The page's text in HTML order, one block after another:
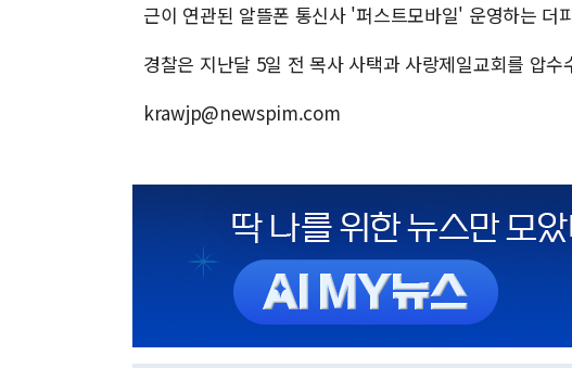
근이 연관된 알뜰폰 통신사 '퍼스트모바일' 운영하는 더
경찰은 지난달 5일 전 목사 사택과 사랑제일교회를 압수
krawjp@newspim.com